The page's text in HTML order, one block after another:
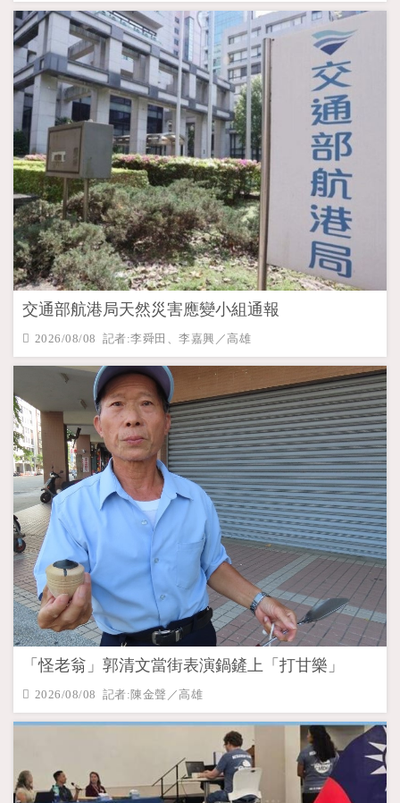
交通部航港局天然災害應變小組通報
2026/08/08 記者:李舜田、李嘉興／高雄
「怪老翁」郭清文當街表演鍋鏟上「打甘樂」
2026/08/08 記者:陳金聲／高雄